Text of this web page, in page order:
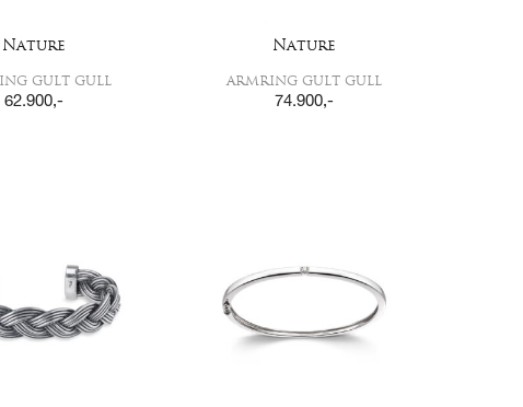
Nature
GULT GULL
62.900,-
Nature
ARMRING GULT GULL
74.900,-